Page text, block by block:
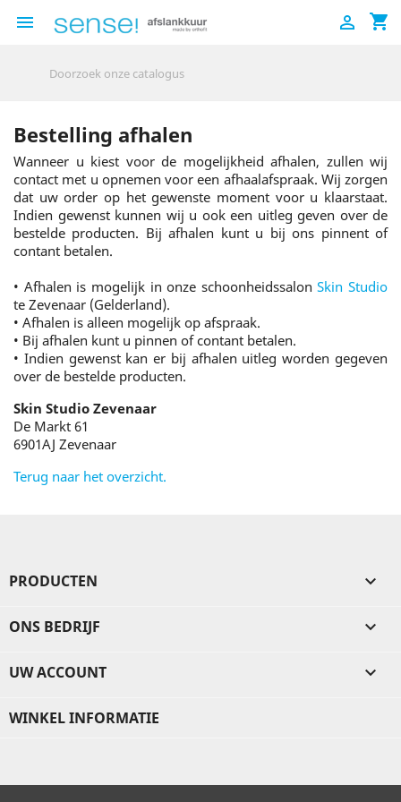
 shopping_cart

Bestelling afhalen
Wanneer u kiest voor de mogelijkheid afhalen, zullen wij
contact met u opnemen voor een afhaalafspraak. Wij zorgen
dat uw order op het gewenste moment voor u klaarstaat.
Indien gewenst kunnen wij u ook een uitleg geven over de
bestelde producten. Bij afhalen kunt u bij ons pinnent of
contant betalen.
• Afhalen is mogelijk in onze schoonheidssalonSkin Studio
te Zevenaar (Gelderland).
• Afhalen is alleen mogelijk op afspraak.
• Bij afhalen kunt u pinnen of contant betalen.
• Indien gewenst kan er bij afhalen uitleg worden gegeven
over de bestelde producten.
Skin Studio Zevenaar
De Markt 61
6901AJ Zevenaar
Terug naar het overzicht.
PRODUCTEN 
ONS BEDRIJF 
UW ACCOUNT 
WINKEL INFORMATIE